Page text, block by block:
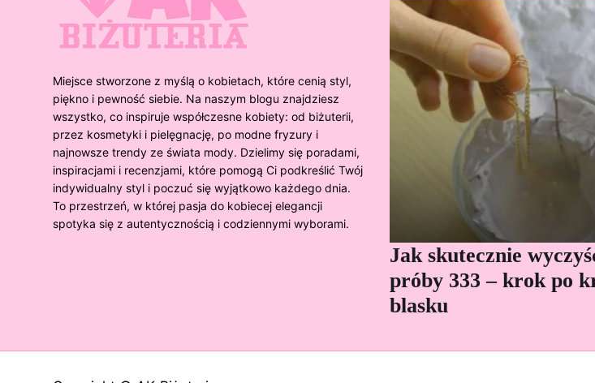
Miejsce stworzone z myślą o kobietach, które cenią styl,
piękno i pewność siebie. Na naszym blogu znajdziesz
wszystko, co inspiruje współczesne kobiety: od biżuterii,
przez kosmetyki i pielęgnację, po modne fryzury i
najnowsze trendy ze świata mody. Dzielimy się poradami,
inspiracjami i recenzjami, które pomogą Ci podkreślić Twój
indywidualny styl i poczuć się wyjątkowo każdego dnia.
To przestrzeń, w której pasja do kobiecej elegancji
spotyka się z autentycznością i codziennymi wyborami.
Jak skutecznie
próby 333 – krok po
blasku